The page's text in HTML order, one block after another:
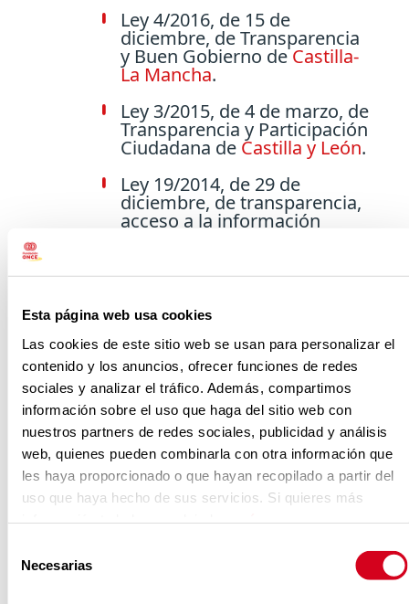
Esta página web usa cookies
Las cookies de este sitio web se usan para personalizar el
contenido y los anuncios, ofrecer funciones de redes
sociales y analizar el tráfico. Además, compartimos
información sobre el uso que haga del sitio web con
nuestros partners de redes sociales, publicidad y análisis
web, quienes pueden combinarla con otra información que
les haya proporcionado o que hayan recopilado a partir del
uso que haya hecho de sus servicios. Si quieres más
Necesarias
Ley 4/2016, de 15 de
diciembre, de Transparencia
y Buen Gobierno deCastilla-
La Mancha.
Ley 3/2015, de 4 de marzo, de
Transparencia y Participación
Ciudadana de Castilla y León.
Ley 19/2014, de 29 de
diciembre, de transparencia,
acceso a la información
laCiudad Autónoma
Ley 10/2019, de 10 de abril, de
Transparencia y de
Participación de
laComunidad de Madrid.
Ley 4/2013, de 21 de mayo, de
Gobierno Abierto
deExtremadura.
Ley 1/2016, de 18 de enero,